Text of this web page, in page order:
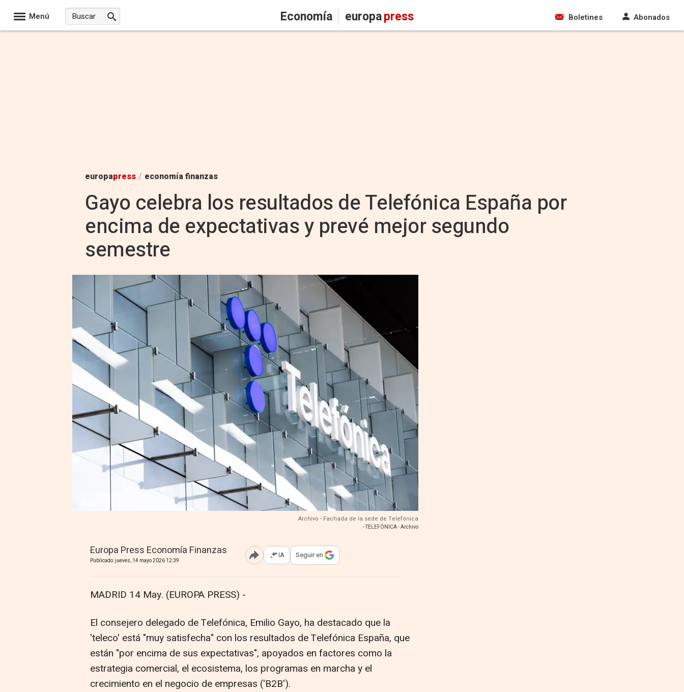
Menú Economía europapress Boletines Abonados
europapress / economía finanzas
Gayo celebra los resultados de Telefónica España por
encima de expectativas y prevé mejor segundo
semestre
Archivo - Fachada de la sede de Telefónica
- TELEFÓNICA - Archivo
Europa Press Economía Finanzas
Publicado: jueves, 14 mayo 2026 12:39 Abrir opciones para compartir
IA Seguir en
MADRID 14 May. (EUROPA PRESS) -
El consejero delegado de Telefónica, Emilio Gayo, ha destacado que la
'teleco' está "muy satisfecha" con los resultados de Telefónica España, que
están "por encima de sus expectativas", apoyados en factores como la
estrategia comercial, el ecosistema, los programas en marcha y el
crecimiento en el negocio de empresas ('B2B').